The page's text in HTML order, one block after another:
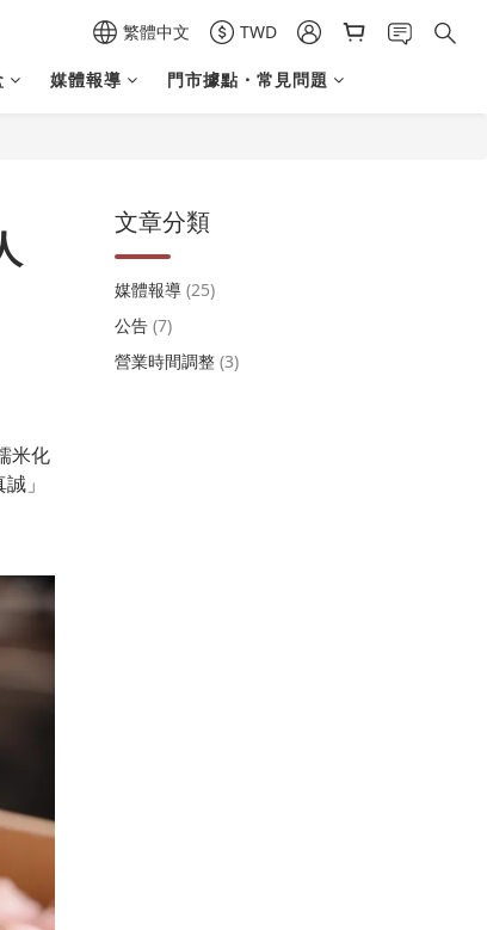
繁體中文 TWD
媒體報導 門市據點・常見問題
米化
」
文章分類
媒體報導 (25)
公告 (7)
營業時間調整 (3)